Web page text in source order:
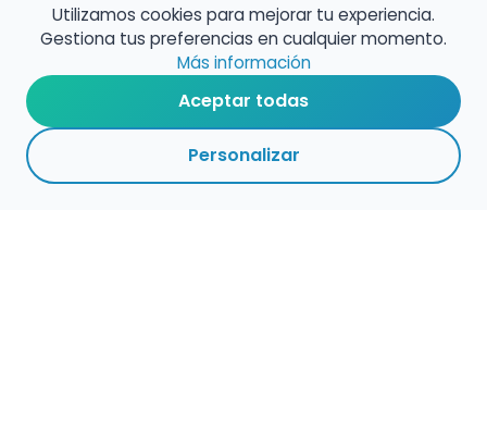
música en España
Configura alertas de empleo
Contacta con nosotros
Utilizamos cookies para mejorar tu experiencia.
Gestiona tus preferencias en cualquier momento.
Más información
Aceptar todas
Personalizar